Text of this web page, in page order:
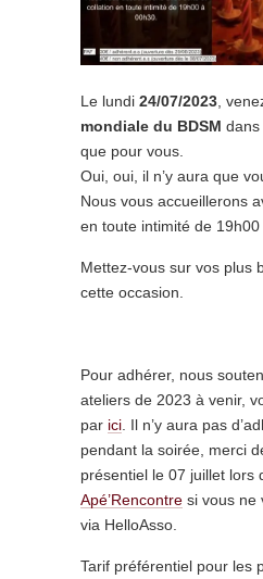
Le lundi 24/07/2023 ,
mondiale du BDSM dans
que pour vous.
Oui, oui, il n’y aura que
Nous vous accueillerons
en toute intimité de 19h00
Mettez-vous sur vos plus
cette occasion.
Pour adhérer, nous
ateliers de 2023 à venir,
par ici . Il n’y aura pas
pendant la soirée, merci
présentiel le 07 juillet lors
Apé’Rencontre si vous ne
via HelloAsso.
Tarif préférentiel pour les